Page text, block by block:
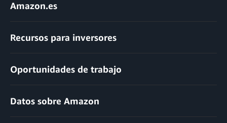
Amazon.es
Recursos para inversores
Oportunidades de trabajo
Datos sobre Amazon